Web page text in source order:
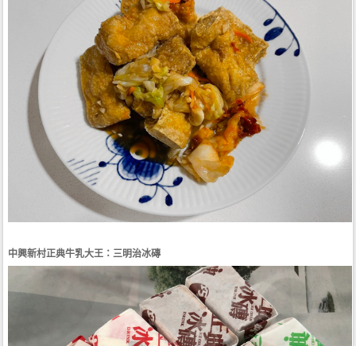
中興新村正典牛乳大王：三明治冰磚